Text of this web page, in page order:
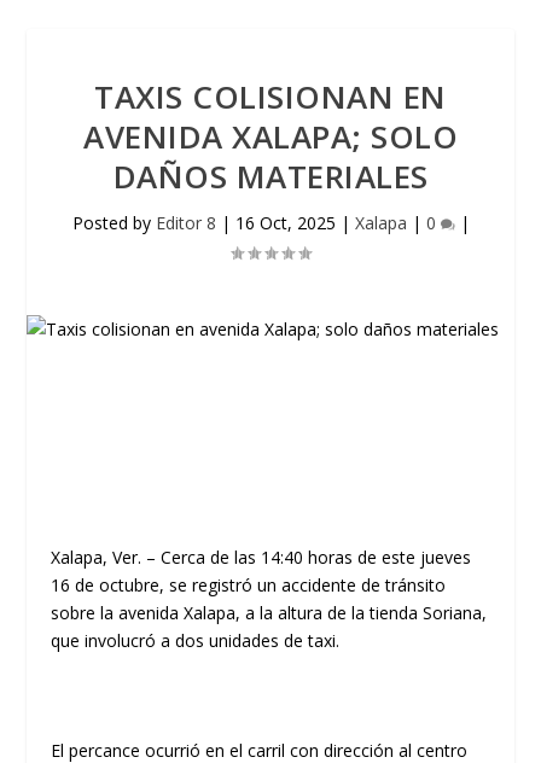
TAXIS COLISIONAN EN
AVENIDA XALAPA; SOLO
DAÑOS MATERIALES
Posted by Editor 8 | 16 Oct, 2025 | Xalapa | 0 |
Xalapa, Ver. – Cerca de las 14:40 horas de este jueves
16 de octubre, se registró un accidente de tránsito
sobre la avenida Xalapa, a la altura de la tienda Soriana,
que involucró a dos unidades de taxi.
El percance ocurrió en el carril con dirección al centro